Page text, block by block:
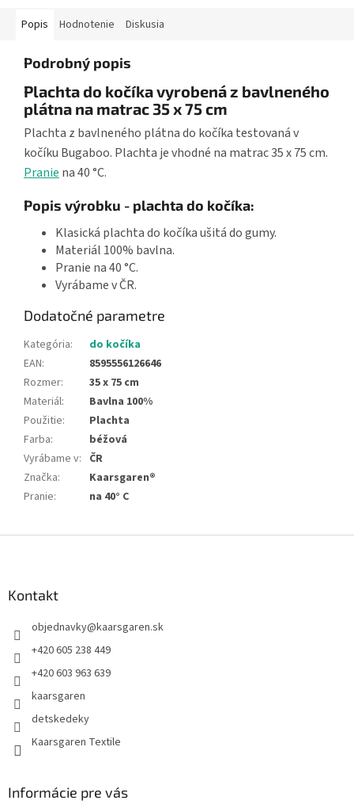
Popis Hodnotenie Diskusia
Podrobný popis
Plachta do kočíka vyrobená z bavlneného
plátna na matrac 35 x 75 cm
Plachta z bavlneného plátna do kočíka testovaná v
kočíku Bugaboo. Plachta je vhodné na matrac 35 x 75 cm.
Pranie na 40 °C.
Popis výrobku - plachta do kočíka:
Klasická plachta do kočíka ušitá do gumy.
Materiál 100% bavlna.
Pranie na 40 °C.
Vyrábame v ČR.
Dodatočné parametre
Kategória:
do kočíka
EAN:
8595556126646
Rozmer:
35 x 75 cm
Materiál:
Bavlna 100%
Použitie:
Plachta
Farba:
béžová
Vyrábame v: ČR
Značka:
Kaarsgaren®
Pranie: na 40° C
Kontakt
objednavky@kaarsgaren.sk
+420 605 238 449
+420 603 963 639
kaarsgaren
detskedeky
Kaarsgaren Textile
Informácie pre vás